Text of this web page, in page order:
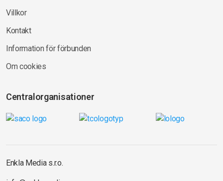
Villkor
Kontakt
Information för förbunden
Om cookies
Centralorganisationer
Enkla Media s.r.o.